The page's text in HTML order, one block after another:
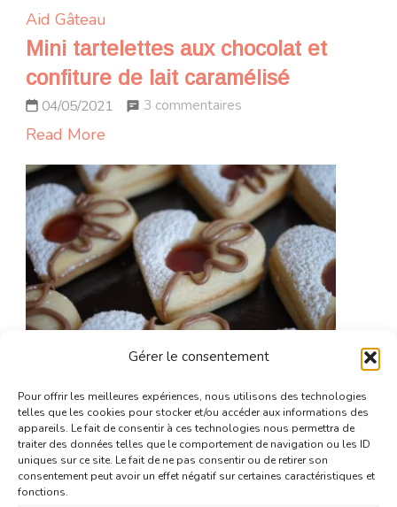
Gérer le consentement
Pour offrir les meilleures expériences, nous utilisons des technologies
telles que les cookies pour stocker et/ou accéder aux informations des
appareils. Le fait de consentir à ces technologies nous permettra de
traiter des données telles que le comportement de navigation ou les ID
uniques sur ce site. Le fait de ne pas consentir ou de retirer son
consentement peut avoir un effet négatif sur certaines caractéristiques et
fonctions.
Aid Gâteau
Mini tartelettes aux chocolat et
confiture de lait caramélisé
04/05/2021 3 commentaires
aux
chocolat
et
confiture
de
caramélisé
Read More
Aid Gâteau
Coeurs Sablés très fondants
fourrés à la confiture de fraise
04/05/2021